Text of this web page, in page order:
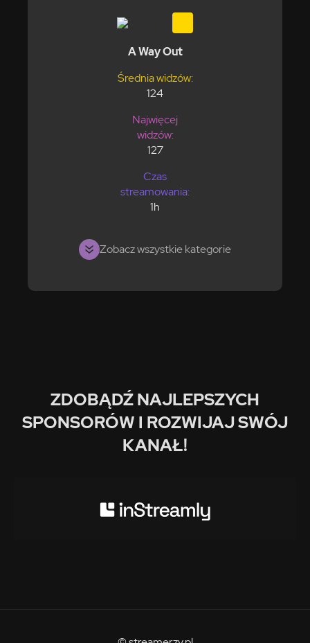
A Way Out
Średnia widzów:
124
Najwięcej
widzów:
127
Czas
streamowania:
1h
Zobacz wszystkie kategorie
ZDOBĄDŹ NAJLEPSZYCH
SPONSORÓW I ROZWIJAJ SWÓJ
KANAŁ!